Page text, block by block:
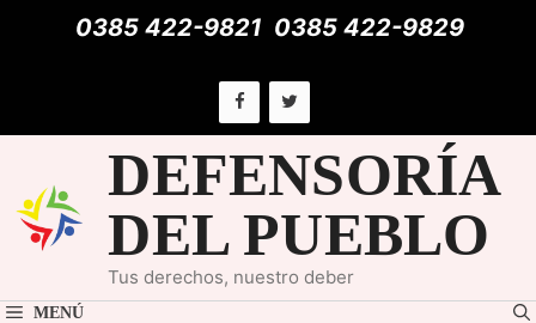
0385 422-9821 0385 422-9829
DEFENSORÍA
DEL PUEBLO
Tus derechos, nuestro deber
MENÚ